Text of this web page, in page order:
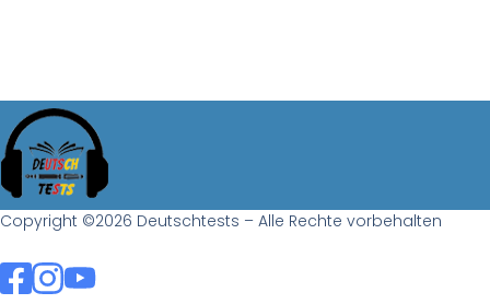
Copyright ©2026 Deutschtests – Alle Rechte vorbehalten